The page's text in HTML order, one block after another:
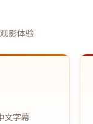
影体验
文字幕